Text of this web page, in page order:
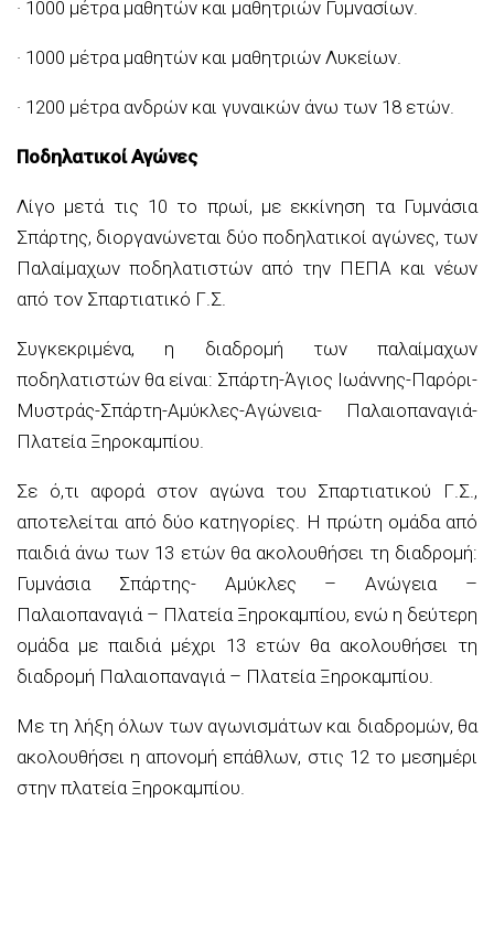
· 1000 μέτρα μαθητών και μαθητριών Γυμνασίων.
· 1000 μέτρα μαθητών και μαθητριών Λυκείων.
· 1200 μέτρα ανδρών και γυναικών άνω των 18 ετών.
Ποδηλατικοί Αγώνες
Λίγο μετά τις 10 το πρωί, με εκκίνηση τα Γυμνάσια
Σπάρτης, διοργανώνεται δύο ποδηλατικοί αγώνες, των
Παλαίμαχων ποδηλατιστών από την ΠΕΠΑ και νέων
από τον Σπαρτιατικό Γ.Σ.
Συγκεκριμένα, η διαδρομή των παλαίμαχων
ποδηλατιστών θα είναι: Σπάρτη-Άγιος Ιωάννης-Παρόρι-
Μυστράς-Σπάρτη-Αμύκλες-Αγώνεια- Παλαιοπαναγιά-
Πλατεία Ξηροκαμπίου.
Σε ό,τι αφορά στον αγώνα του Σπαρτιατικού Γ.Σ.,
αποτελείται από δύο κατηγορίες. Η πρώτη ομάδα από
παιδιά άνω των 13 ετών θα ακολουθήσει τη διαδρομή:
Γυμνάσια Σπάρτης- Αμύκλες – Ανώγεια –
Παλαιοπαναγιά – Πλατεία Ξηροκαμπίου, ενώ η δεύτερη
ομάδα με παιδιά μέχρι 13 ετών θα ακολουθήσει τη
διαδρομή Παλαιοπαναγιά – Πλατεία Ξηροκαμπίου.
Με τη λήξη όλων των αγωνισμάτων και διαδρομών, θα
ακολουθήσει η απονομή επάθλων, στις 12 το μεσημέρι
στην πλατεία Ξηροκαμπίου.